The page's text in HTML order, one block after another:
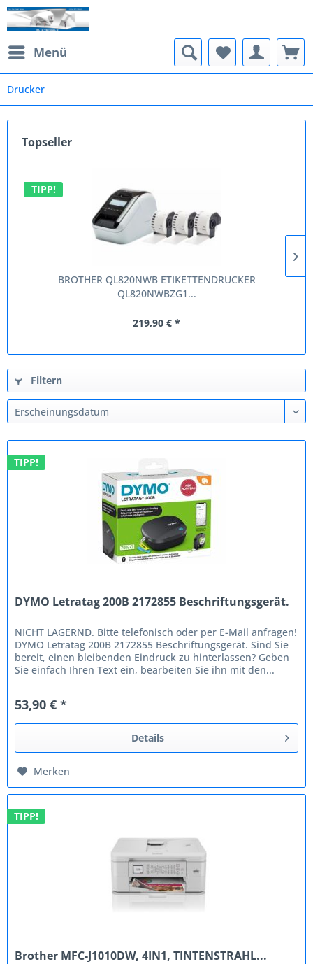
Menü
Drucker
Topseller
TIPP!
BROTHER QL820NWB ETIKETTENDRUCKER
QL820NWBZG1...
219,90 € *
Filtern
TIPP!
DYMO Letratag 200B 2172855 Beschriftungsgerät.
NICHT LAGERND. Bitte telefonisch oder per E-Mail anfragen!
DYMO Letratag 200B 2172855 Beschriftungsgerät. Sind Sie
bereit, einen bleibenden Eindruck zu hinterlassen? Geben
Sie einfach Ihren Text ein, bearbeiten Sie ihn mit den...
53,90 € *
Details
Merken
TIPP!
Brother MFC-J1010DW, 4IN1, TINTENSTRAHL...